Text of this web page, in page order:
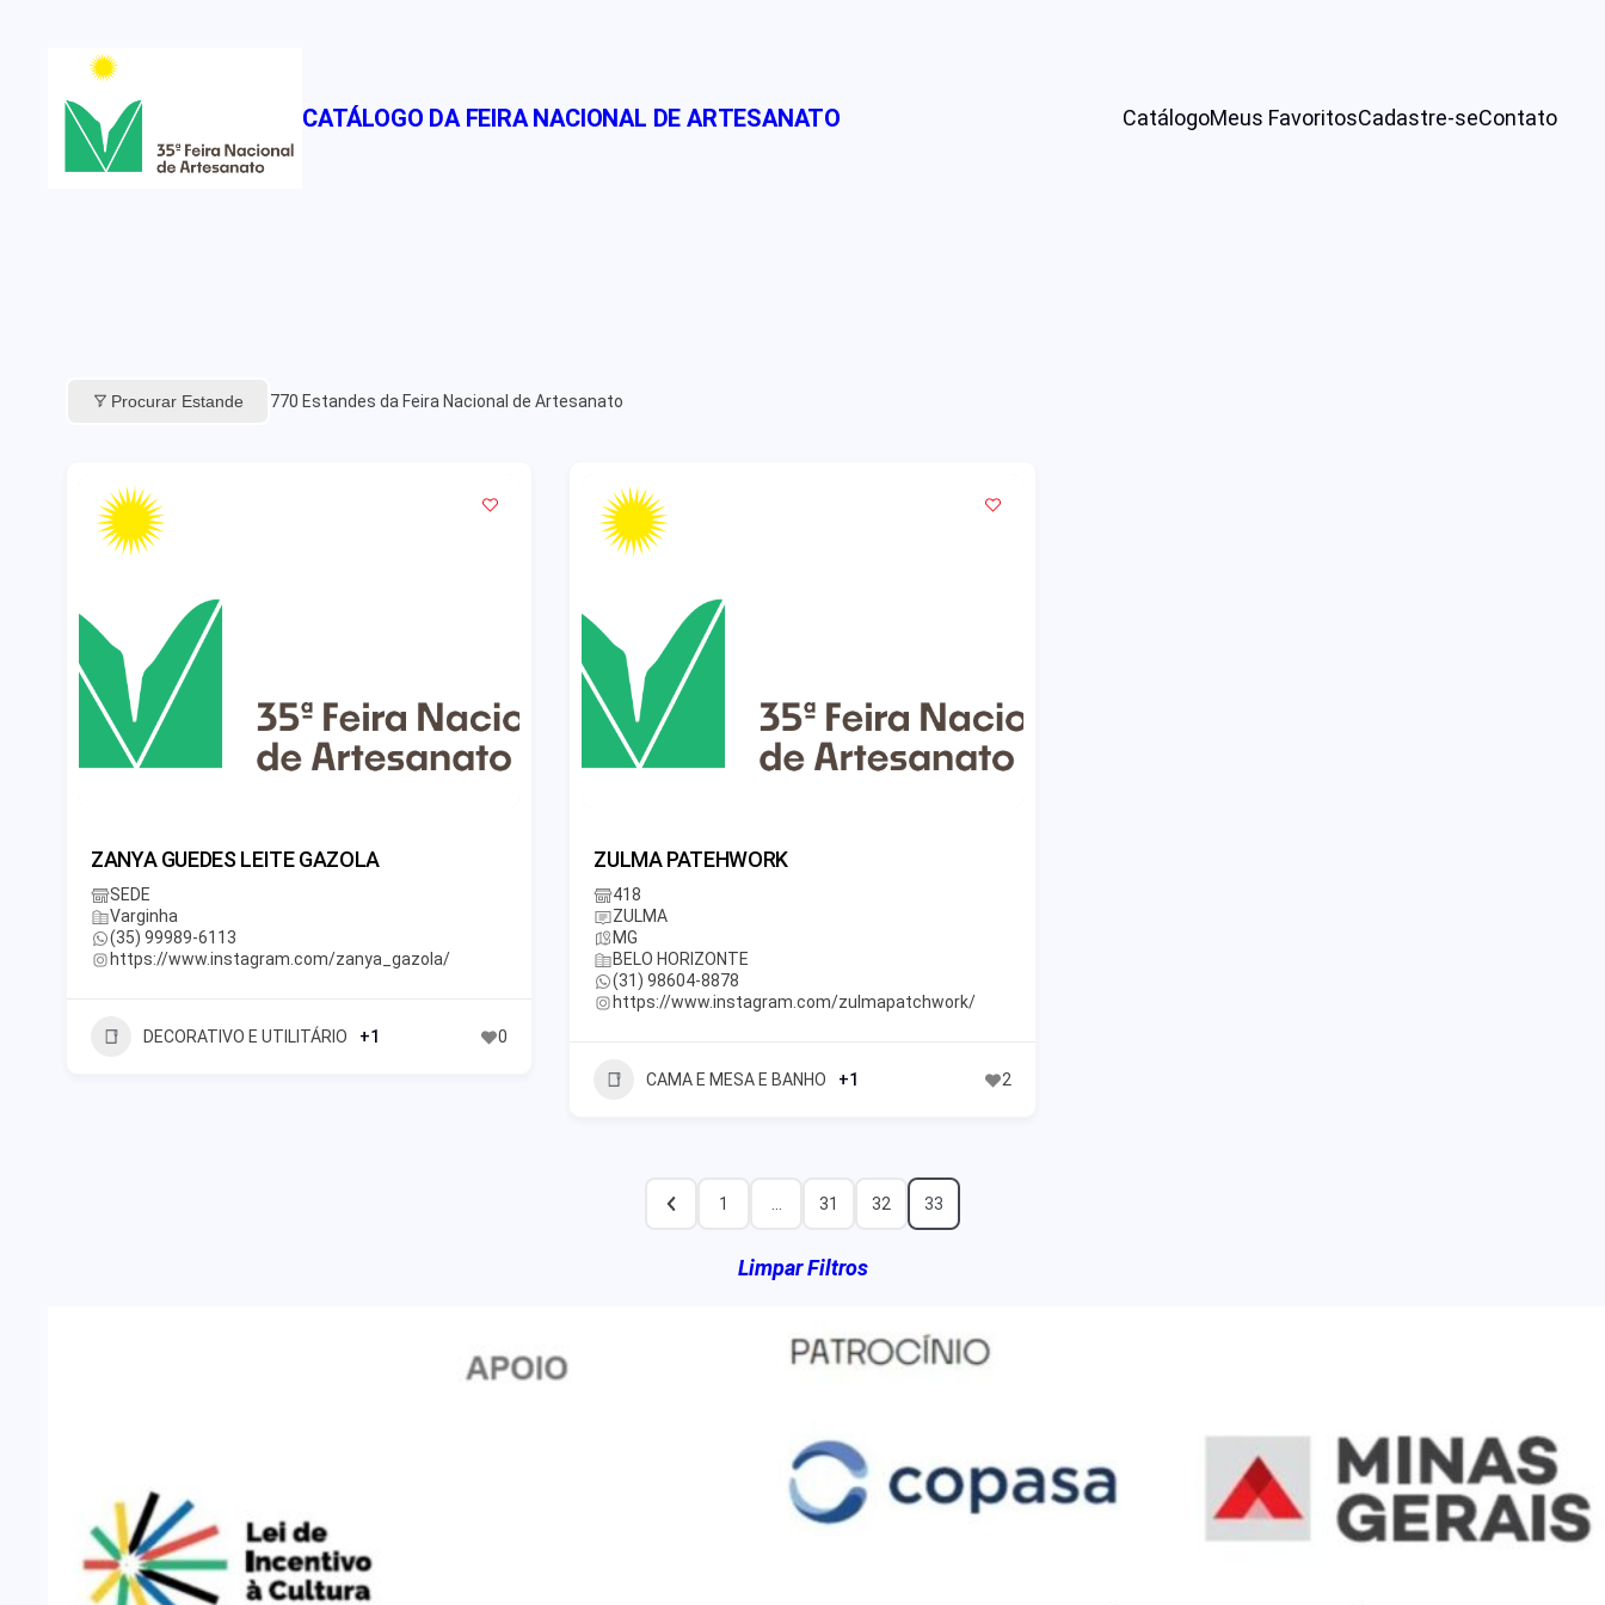
conteúdo
CATÁLOGO DA FEIRA NACIONAL DE ARTESANATO CatálogoMeus FavoritosCadastre-seContato
Procurar Estande 770 Estandes da Feira Nacional de Artesanato
ZANYA GUEDES LEITE GAZOLA
SEDE
Varginha
(35) 99989-6113
https://www.instagram.com/zanya_gazola/
DECORATIVO E UTILITÁRIO +1 0
ZULMA PATEHWORK
418
ZULMA
MG
BELO HORIZONTE
(31) 98604-8878
https://www.instagram.com/zulmapatchwork/
CAMA E MESA E BANHO +1 2
1 … 31 32 33
Limpar Filtros